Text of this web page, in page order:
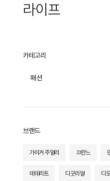
여성 상의
여성 하의
투피스/세트
라이프
리빙
전체
화병/화분
커트러리
컵/저그
와인잔/도구
전체
라운지 체어
사이드 테이블
조명
스탠드 조명
포터블 조명
트레이
테이블커버
라이프스타일
전체
카테고리
패션
브랜드
가이거 주얼리 끄란느
데데리트 디굿리얼 디